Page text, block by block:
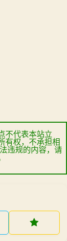
不代表本站立
有权，不承担相
违规的内容，请